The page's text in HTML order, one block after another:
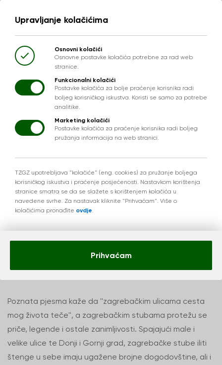
Zagrebačkim
stubama
Poznata pjesma kaže da ''zagrebačkim ulicama cesta
mog života teče'', a zagrebačkim stubama protežu se
priče, legende i ostale zanimljivosti. Spajajući male i
velike ulice te Donji i Gornji grad, zagrebačke stube iliti
štenge u sebe imaju ugažene brojne dogodovštine, ali i
Upravljanje kolačićima
Osnovni kolačići
Osnovne postavke kolačića potrebne za rad web
stranice.
Funkcionalni kolačići
Postavke kolačića za bolje praćenje korisnika radi
boljeg korisničkog iskustva. Koristi se samo za potrebe
analitike.
Marketing kolačići
Postavke kolačića za praćenje korisnika radi boljeg
pružanja informacija na web stranici.
TZGZ upotrebljava "kolačiće" (eng. cookies) za pružanje boljega
korisničkog iskustva i praćenje posjećenosti. Nastavkom korištenja
stranice smatra se da se slažete s korištenjem kolačića u
navedene svrhe. Za nastavak kliknite "Prihvaćam". Više o
kolačićima pronađite ovdje.
Prihvaćam